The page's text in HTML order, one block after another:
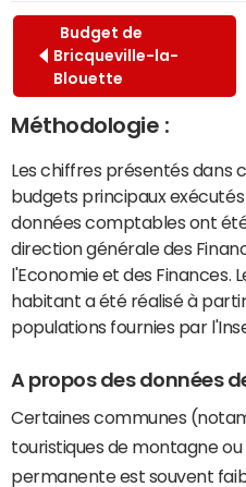
Budget de
Bricqueville-la-
Blouette
Méthodologie :
Les chiffres présentés dans
budgets principaux
données comptables ont
direction générale des
l'Economie et des Finances.
habitant a été réalisé à
populations fournies par
A propos des données
Certaines communes
touristiques de montagne
permanente est souvent